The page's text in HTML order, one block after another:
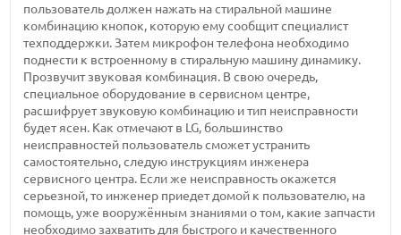
пользователь должен нажать на стиральной машине
комбинацию кнопок, которую ему сообщит специалист
техподдержки. Затем микрофон телефона необходимо
поднести к встроенному в стиральную машину динамику.
Прозвучит звуковая комбинация. В свою очередь,
специальное оборудование в сервисном центре,
расшифрует звуковую комбинацию и тип неисправности
будет ясен. Как отмечают в LG, большинство
неисправностей пользователь сможет устранить
самостоятельно, следую инструкциям инженера
сервисного центра. Если же неисправность окажется
серьезной, то инженер приедет домой к пользователю, на
помощь, уже вооружённым знаниями о том, какие запчасти
необходимо захватить для быстрого и качественного